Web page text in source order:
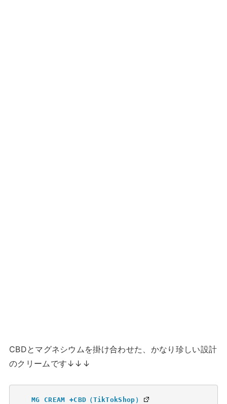
CBDとマグネシウムを掛け合わせた、かなり珍しい設計
のクリームです↓↓↓
MG CREAM +CBD（TikTokShop）